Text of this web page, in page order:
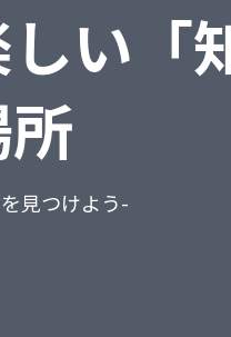
い「
見つけよう-